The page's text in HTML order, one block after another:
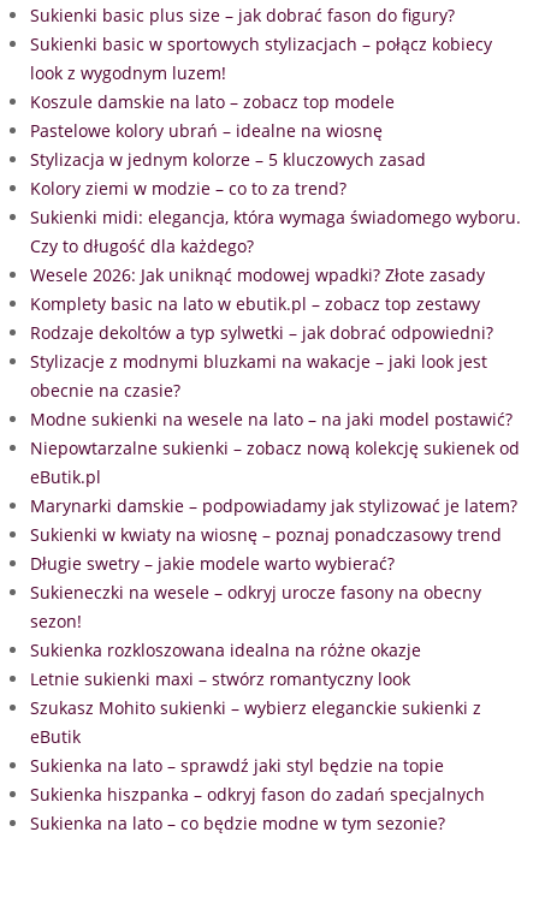
Sukienki basic plus size – jak dobrać fason do figury?
Sukienki basic w sportowych stylizacjach – połącz kobiecy
look z wygodnym luzem!
Koszule damskie na lato – zobacz top modele
Pastelowe kolory ubrań – idealne na wiosnę
Stylizacja w jednym kolorze – 5 kluczowych zasad
Kolory ziemi w modzie – co to za trend?
Sukienki midi: elegancja, która wymaga świadomego wyboru.
Czy to długość dla każdego?
Wesele 2026: Jak uniknąć modowej wpadki? Złote zasady
Komplety basic na lato w ebutik.pl – zobacz top zestawy
Rodzaje dekoltów a typ sylwetki – jak dobrać odpowiedni?
Stylizacje z modnymi bluzkami na wakacje – jaki look jest
obecnie na czasie?
Modne sukienki na wesele na lato – na jaki model postawić?
Niepowtarzalne sukienki – zobacz nową kolekcję sukienek od
eButik.pl
Marynarki damskie – podpowiadamy jak stylizować je latem?
Sukienki w kwiaty na wiosnę – poznaj ponadczasowy trend
Długie swetry – jakie modele warto wybierać?
Sukieneczki na wesele – odkryj urocze fasony na obecny
sezon!
Sukienka rozkloszowana idealna na różne okazje
Letnie sukienki maxi – stwórz romantyczny look
Szukasz Mohito sukienki – wybierz eleganckie sukienki z
eButik
Sukienka na lato – sprawdź jaki styl będzie na topie
Sukienka hiszpanka – odkryj fason do zadań specjalnych
Sukienka na lato – co będzie modne w tym sezonie?